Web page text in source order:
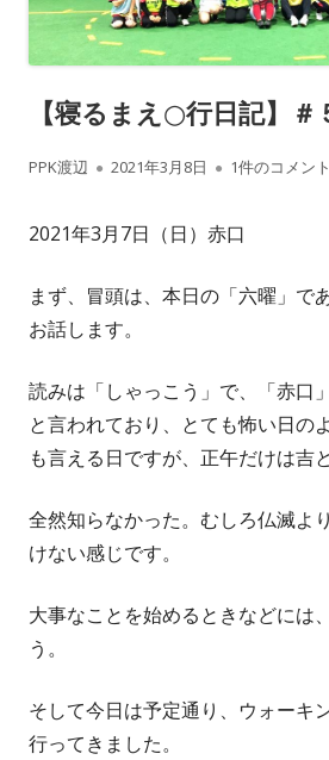
【寝るまえ○行日記】＃
作
PPK渡辺
公
2021年3月8日 【寝るまえ○
1件のコメント
2021年3月7日（日）赤口
まず、冒頭は、本日の「六曜」で
お話します。
読みは「しゃっこう」で、「赤口
と言われており、とても怖い日の
も言える日ですが、正午だけは吉
全然知らなかった。むしろ仏滅よ
けない感じです。
大事なことを始めるときなどには
う。
そして今日は予定通り、ウォーキ
行ってきました。